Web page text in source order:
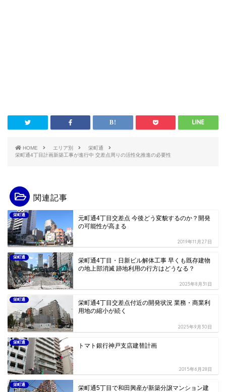
HOME エリア別
栄町通
栄町通4丁目計画新築工事が進行中 交差点周りの活性化推進の必要性
関連記事
栄町通
元町通4丁目交差点 今後どう変貌するのか？開発
の可能性が高まる
2019年11月27日
栄町通
栄町通4丁目・日新ビル解体工事 早くも既存建物
の地上部消滅 跡地利用の行方はどうなる？
2023年8月31日
栄町通
栄町通4丁目交差点付近の開発状況 業務・商業利
用地の縮小が続く
2025年9月30日
栄町通 トマト銀行神戸支店建替計画
2015年6月28日
栄町通
栄町通5丁目で和田興産が新築分譲マンション建